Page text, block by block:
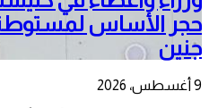
حجر الأساس
جنين
9 أغسطس، 2026